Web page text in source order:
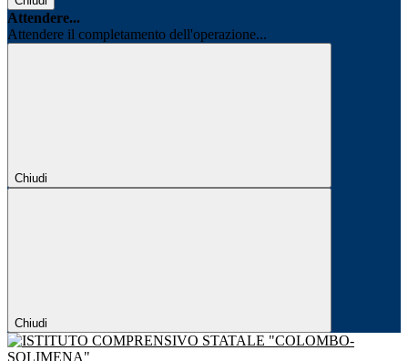
Attendere...
Attendere il completamento dell'operazione...
Chiudi
Chiudi